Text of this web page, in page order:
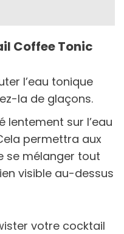
Coffee Tonic
l’eau tonique
la de glaçons.
lentement sur l’eau
permettra aux
se mélanger tout
visible au-dessus
votre cocktail